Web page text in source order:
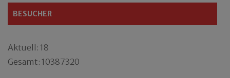
BESUCHER
Aktuell: 18
Gesamt: 10387320